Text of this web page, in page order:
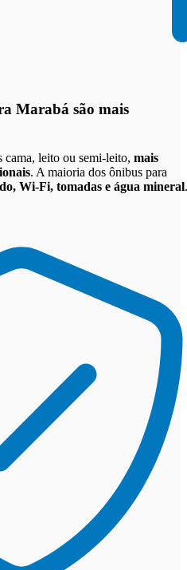
Marabá são mais
cama, leito ou semi-leito, mais
. A maioria dos ônibus para
Wi-Fi, tomadas e água mineral.